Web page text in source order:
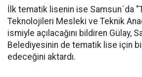
İlk tematik lisenin ise Samsun´da
Teknolojileri Mesleki ve Teknik
ismiyle açılacağını bildiren Gülay,
Belediyesinin de tematik lise için
edeceğini aktardı.